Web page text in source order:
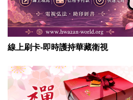
線上刷卡-即時護持華藏衛視